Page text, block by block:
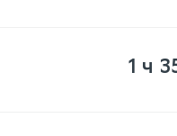
1 ч